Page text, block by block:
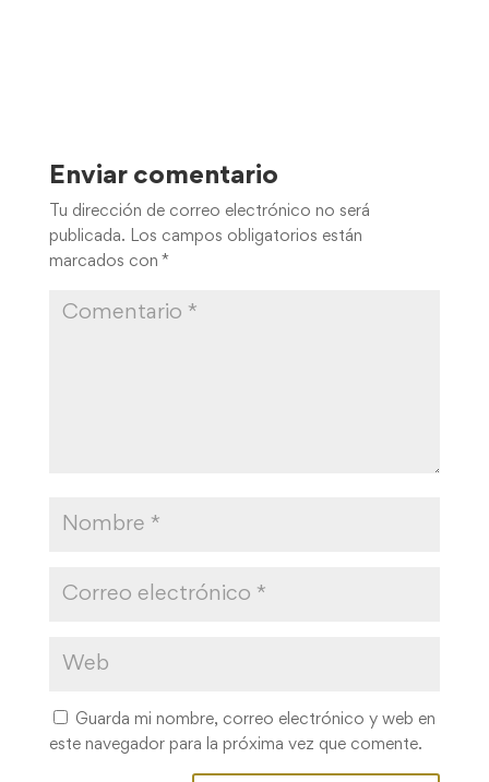
Enviar comentario
Tu dirección de correo electrónico no será
publicada.
Los campos obligatorios están
marcados con *
Guarda mi nombre, correo electrónico y web en
este navegador para la próxima vez que comente.